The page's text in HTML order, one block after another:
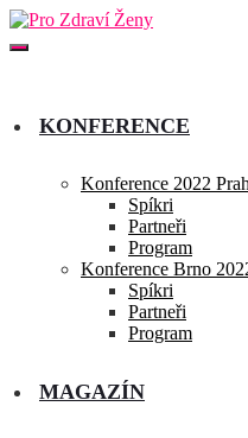
KONFERENCE
Konference 2022
Spíkri
Partneři
Program
Konference Brno
Spíkri
Partneři
Program
MAGAZÍN